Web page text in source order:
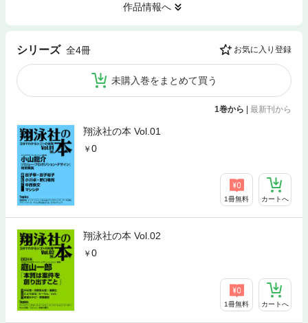
作品情報へ
シリーズ 全4冊 お気に入り登録
未購入巻をまとめて買う
1巻から | 最新刊から
翔泳社の本 Vol.01
0
1冊無料 カートへ
翔泳社の本 Vol.02
0
1冊無料 カートへ